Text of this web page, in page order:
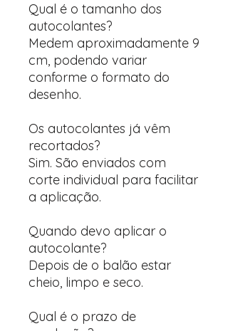
Qual é o tamanho dos
autocolantes?
Medem aproximadamente 9
cm, podendo variar
conforme o formato do
desenho.
Os autocolantes já vêm
recortados?
Sim. São enviados com
corte individual para facilitar
a aplicação.
Quando devo aplicar o
autocolante?
Depois de o balão estar
cheio, limpo e seco.
Qual é o prazo de